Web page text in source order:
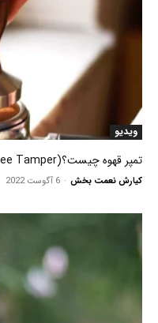
ویدیو
تمپر قهوه چیست؟(Coffee Tamper)
کیارش نعمت بخش - 6 آگوست 2022